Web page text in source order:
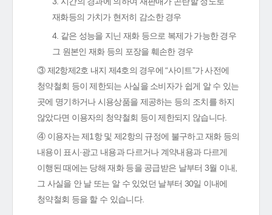
재화등의 가치가 현저히 감소한 경우
4. 같은 성능을 지닌 재화 등으로 복제가 가능한 경우
그 원본인 재화 등의 포장을 훼손한 경우
③ 제2항제2호 내지 제4호의 경우에 “사이트”가 사전에
청약철회 등이 제한되는 사실을 소비자가 쉽게 알 수 있는
곳에 명기하거나 시용상품을 제공하는 등의 조치를 하지
않았다면 이용자의 청약철회 등이 제한되지 않습니다.
④ 이용자는 제1항 및 제2항의 규정에 불구하고 재화 등의
내용이 표시·광고 내용과 다르거나 계약내용과 다르게
이행된 때에는 당해 재화 등을 공급받은 날부터 3월 이내,
그 사실을 안 날 또는 알 수 있었던 날부터 30일 이내에
청약철회 등을 할 수 있습니다.